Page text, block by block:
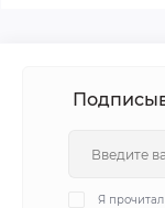
Я прочитал